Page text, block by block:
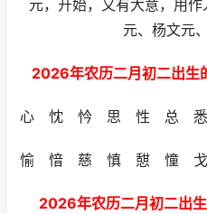
元，开始，又有大意，用
元、杨文元
2026年农历二月初二出生
心 忱 忴 思 性 总
愉 愔 慈 慎 憇 憧
2026年农历二月初二出